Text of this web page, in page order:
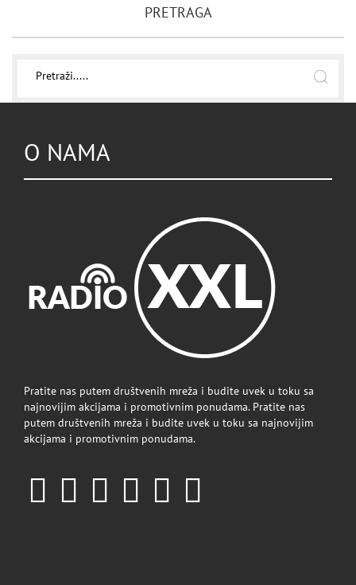
PRETRAGA
O NAMA
Pratite nas putem društvenih mreža i budite uvek u toku sa
najnovijim akcijama i promotivnim ponudama. Pratite nas
putem društvenih mreža i budite uvek u toku sa najnovijim
akcijama i promotivnim ponudama.